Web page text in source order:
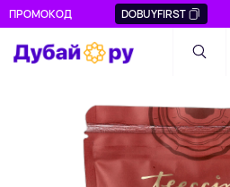
ПРОМОКОД DOBUYFIRST